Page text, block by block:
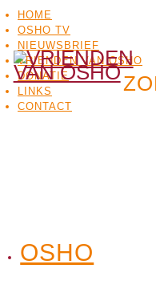
HOME
OSHO TV
NIEUWSBRIEF
VRIENDEN VAN OSHO
DONATIE
LINKS
CONTACT
OSHOOSHO